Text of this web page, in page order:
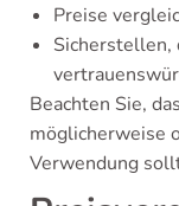
Preise
Sicherstellen,
Beachten Sie,
möglicherweise
Verwendung